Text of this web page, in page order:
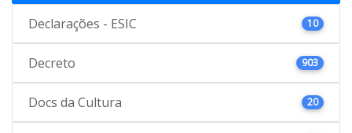
Declarações - ESIC 10
Decreto 903
Docs da Cultura 20